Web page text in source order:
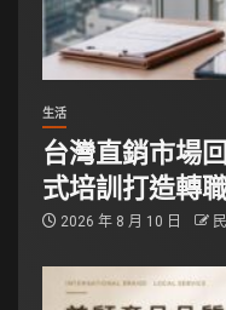
生活
台灣直銷市場
式培訓打造轉
2026 年 8 月 10 日